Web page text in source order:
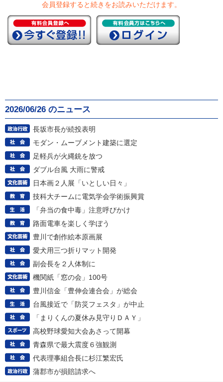
会員登録すると続きをお読みいただけます。
2026/06/26 のニュース
長坂市長が続投表明
モダン・ムーブメント建築に選定
足軽兵が火縄銃を放つ
ダブル台風 大雨に警戒
日本画２人展「いとしい日々」
技科大チームに電気学会学術振興賞
「弁当の食中毒」注意呼びかけ
路面電車を楽しく学ぼう
豊川で創作絵本原画展
愛犬用三つ折りマット開発
副会長を２人体制に
機関紙「窓の会」100号
豊川信金「豊伸会連合会」が総会
台風接近で「防災フェスタ」が中止
「まりくんの夏休み見守りＤＡＹ」
高校野球愛知大会あさって開幕
青森県で最大震度６強観測
代表理事組合長に杉江繁宏氏
蒲郡市が損賠請求へ